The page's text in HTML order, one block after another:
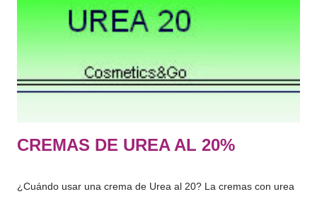
tónico, hidratante corporal, espuma de afeitar, antiarrugas,
crema de manos, desmaquillante, rimel, labial, colorete,
intimo, serum facial, mascarilla, exfoliantes, colonia etc….
Hace tiempo os hab...
CREMAS DE UREA AL 20%
¿Cuándo usar una crema de Urea al 20? La cremas con urea